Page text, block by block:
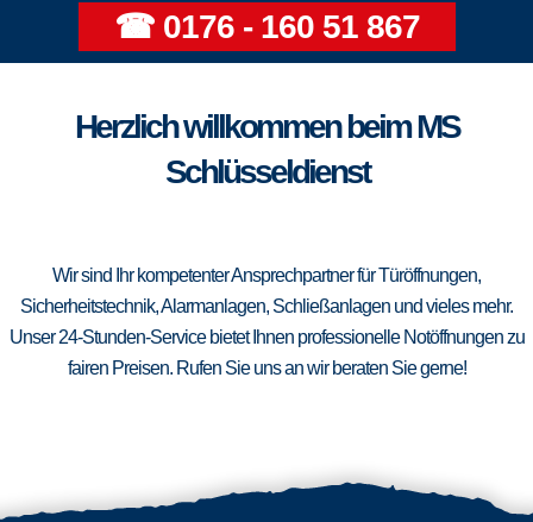
☎ 0176 - 160 51 867
Herzlich willkommen beim MS
Schlüsseldienst
Wir sind Ihr kompetenter Ansprechpartner für Türöffnungen,
Sicherheitstechnik, Alarmanlagen, Schließanlagen und vieles mehr.
Unser 24-Stunden-Service bietet Ihnen professionelle Notöffnungen zu
fairen Preisen. Rufen Sie uns an wir beraten Sie gerne!